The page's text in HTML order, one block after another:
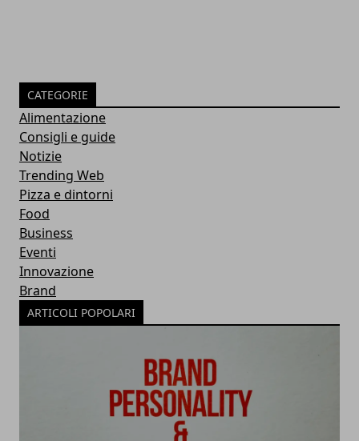
CATEGORIE
Alimentazione
Consigli e guide
Notizie
Trending Web
Pizza e dintorni
Food
Business
Eventi
Innovazione
Brand
ARTICOLI POPOLARI